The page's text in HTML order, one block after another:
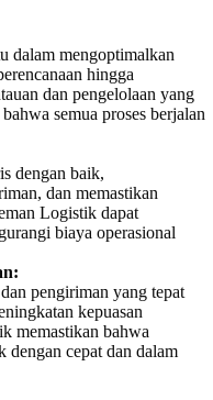
dalam mengoptimalkan
hingga
dan pengelolaan yang
semua proses berjalan
dengan baik,
dan memastikan
Logistik dapat
biaya operasional
pengiriman yang tepat
kepuasan
memastikan bahwa
dengan cepat dan dalam